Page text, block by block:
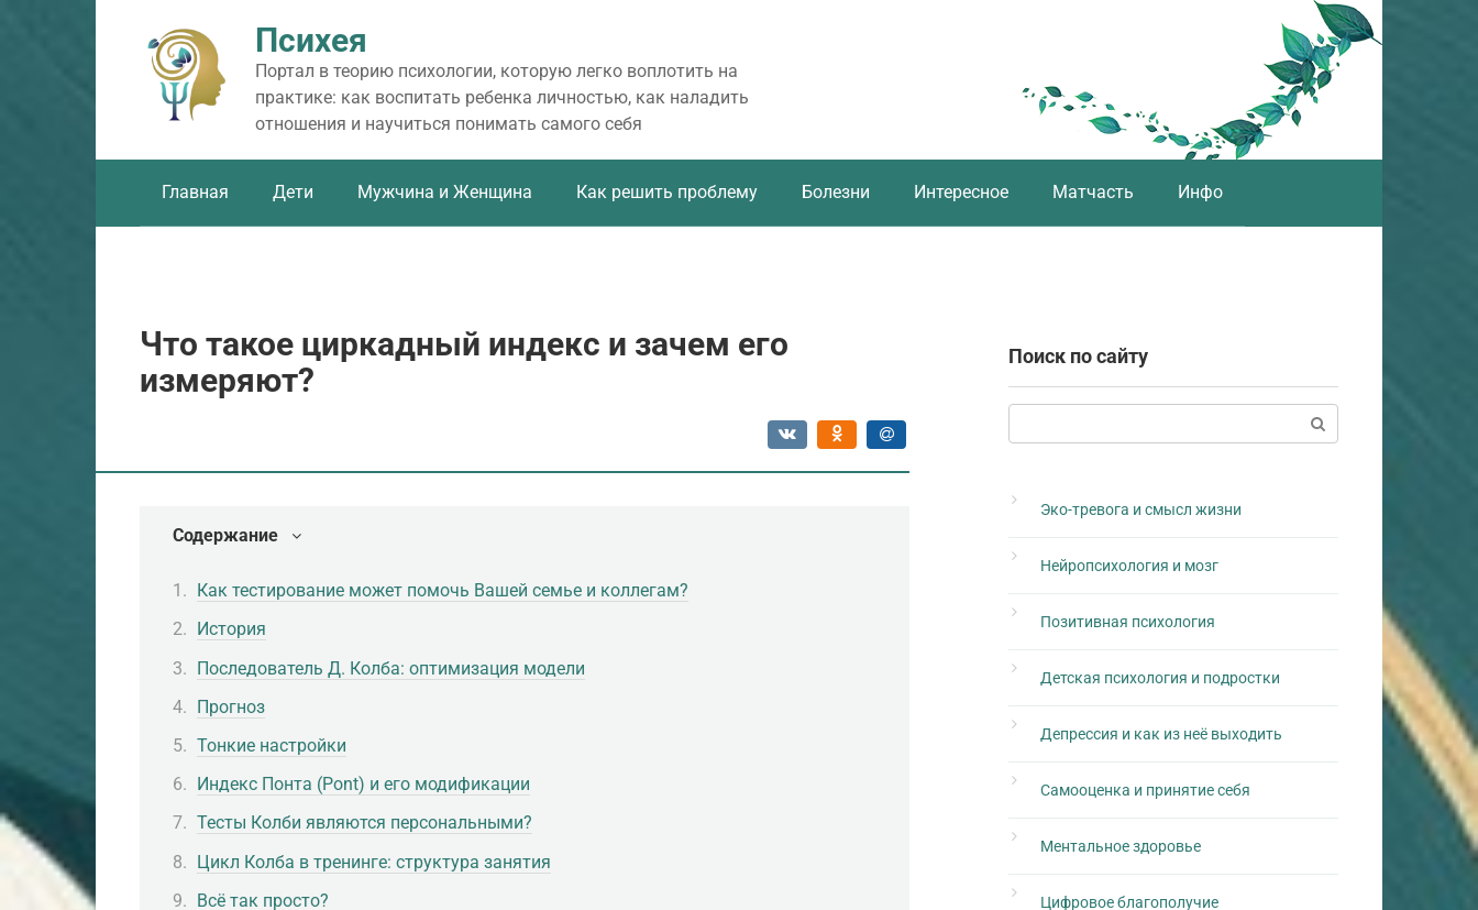
Психея
Портал в теорию психологии, которую легко воплотить на
практике: как воспитать ребенка личностью, как наладить
отношения и научиться понимать самого себя
Главная Дети Мужчина и Женщина Как решить проблему Болезни Интересное Матчасть Инфо
Что такое циркадный индекс и зачем его
измеряют?
Содержание
Как тестирование может помочь Вашей семье и коллегам?
История
Последователь Д. Колба: оптимизация модели
Прогноз
Тонкие настройки
Индекс Понта (Pont) и его модификации
Тесты Колби являются персональными?
Цикл Колба в тренинге: структура занятия
Всё так просто?
Поиск по сайту
Эко-тревога и смысл жизни
Нейропсихология и мозг
Позитивная психология
Детская психология и подростки
Депрессия и как из неё выходить
Самооценка и принятие себя
Ментальное здоровье
Цифровое благополучие